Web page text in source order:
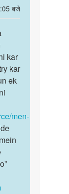
बजे
kar
kar
ek
men-